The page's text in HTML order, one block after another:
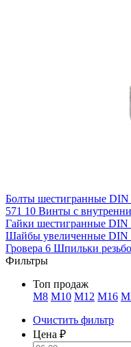
Болты шестигранные DIN
571 10 Винты с
Гайки шестигранные DIN
Шайбы увеличенные DIN
Гровера 6 Шпильки
Фильтры
Топ продаж
М8 М10 М12 М16
Очистить фильтр
Цена ₽